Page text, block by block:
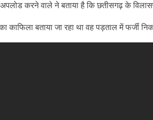
करने वाले ने बताया है कि छतीसगढ़ के
बताया जा रहा था वह पड़ताल में फर्जी